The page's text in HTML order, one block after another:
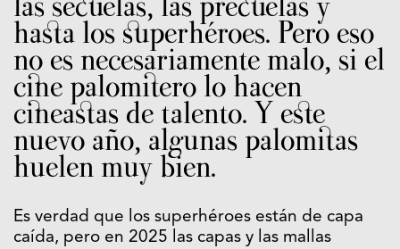
hasta los superhéroes. Pero eso
no es necesariamente malo, si el
cine palomitero lo hacen
cineastas de talento. Y este
nuevo año, algunas palomitas
huelen muy bien.
Es verdad que los superhéroes están de capa
caída, pero en 2025 las capas y las mallas